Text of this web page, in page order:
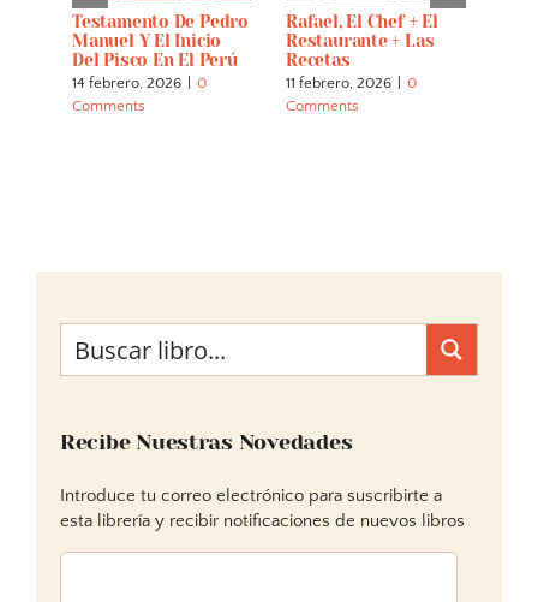
Testamento De Pedro
Manuel Y El Inicio
Del Pisco En El Perú
14 febrero, 2026
0
Comments
Rafael, El Chef + El
Restaurante + Las
Recetas
11 febrero, 2026
0
Comments
Recibe Nuestras Novedades
Introduce tu correo electrónico para suscribirte a
esta librería y recibir notificaciones de nuevos libros
Dirección